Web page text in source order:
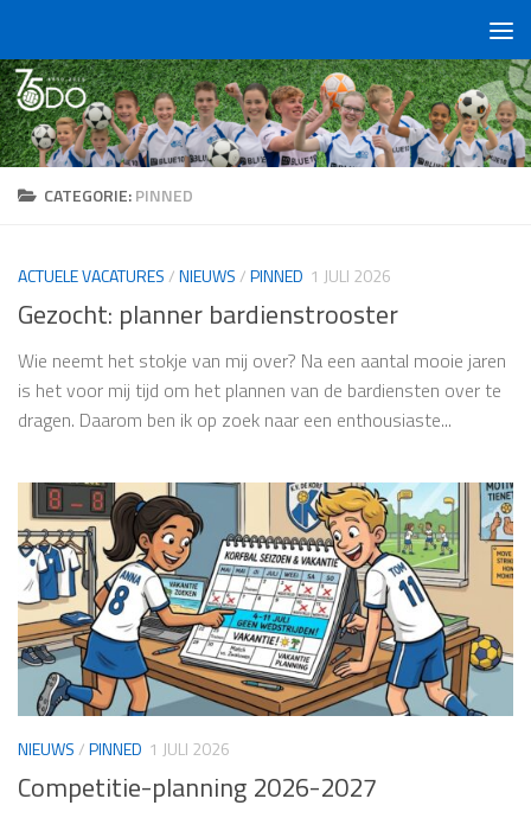
CATEGORIE:PINNED
ACTUELE VACATURES/NIEUWS/PINNED 1 JULI 2026
Gezocht: planner bardienstrooster
Wie neemt het stokje van mij over? Na een aantal mooie jaren
is het voor mij tijd om het plannen van de bardiensten over te
dragen. Daarom ben ik op zoek naar een enthousiaste...
NIEUWS/PINNED 1 JULI 2026
Competitie-planning 2026-2027